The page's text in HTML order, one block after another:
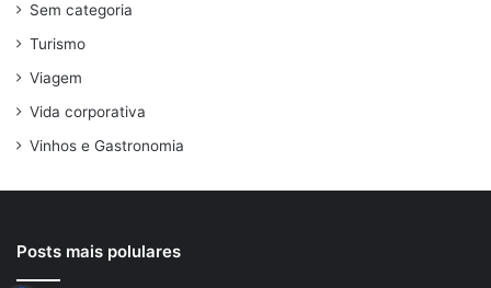
Sem categoria
Turismo
Viagem
Vida corporativa
Vinhos e Gastronomia
Posts mais polulares